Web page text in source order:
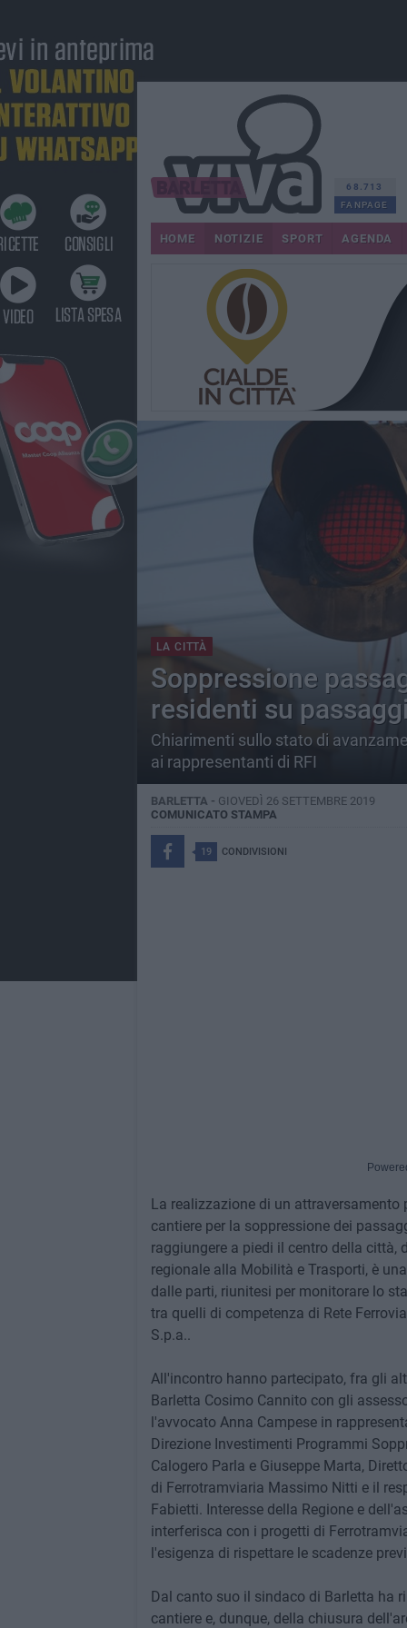
68.713
FANPAGE
HOME NOTIZIE SPORT AGENDA
LA CITTÀ
Soppressione
residenti su
Chiarimenti sullo stato di
ai rappresentanti di RFI
BARLETTA - GIOVEDÌ 26 SETTEMBRE 2019
COMUNICATO STAMPA
19 CONDIVISIONI
La realizzazione di un
cantiere per la soppressione dei
raggiungere a piedi il centro della città,
regionale alla Mobilità e Trasporti, è
dalle parti, riunitesi per monitorare lo
tra quelli di competenza di Rete
S.p.a..
All'incontro hanno partecipato, fra gli
Barletta Cosimo Cannito con gli
l'avvocato Anna Campese in
Direzione Investimenti Programmi
Calogero Parla e Giuseppe Marta,
di Ferrotramviaria Massimo Nitti e il
Fabietti. Interesse della Regione e
interferisca con i progetti di
l'esigenza di rispettare le scadenze
Dal canto suo il sindaco di Barletta ha
cantiere e, dunque, della chiusura